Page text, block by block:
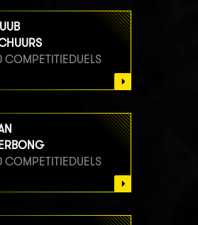
COMPETITIEDUELS
COMPETITIEDUELS